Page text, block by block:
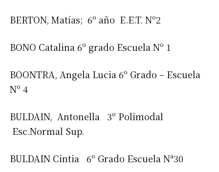
BERTON, Matías; 6º año E.E.T. Nº2
BONO Catalina 6º grado Escuela Nº 1
BOONTRA, Angela Lucia 6º Grado – Escuela
Nº 4
BULDAIN, Antonella 3º Polimodal
Esc.Normal Sup.
BULDAIN Cintia 6º Grado Escuela Nª30